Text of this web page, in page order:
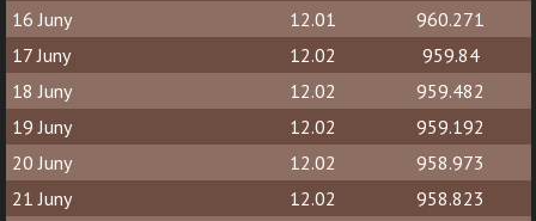
16 Juny
12.01
960.271
17 Juny
12.02
959.84
18 Juny
12.02
959.482
19 Juny
12.02
959.192
20 Juny
12.02
958.973
21 Juny
12.02
958.823